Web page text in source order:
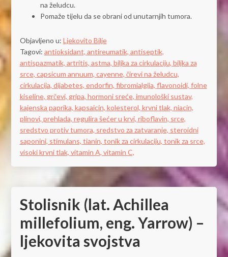
na želudcu.
Pomaže tijelu da se obrani od unutarnjih tumora.
Objavljeno u: Ljekovito Bilje
Tagovi: antioksidant, antireumatik, antiseptik,
antispazmatik, artritis, astma, biljka za cirkulaciju, biljka za
srce, capsicum annuum, cayenne, čirevi na želudcu,
cirkulacija, dijabetes, endorfin, fibromialgija, flavonoidi, folne
kiseline, grčevi, gripa, hormoni sreće, imunološki sustav,
kajenska paprika, kapsaicin, kolesterol, krvni tlak, niacin,
plinovi, prehlada, regulira šećer u krvi, riboflavin, srce,
sredstvo protiv tumora, sredstvo za zatvaranje, steroidni
saponini, stimulans, tianin, tonik za cirkulaciju, tonik za srce,
visoki krvni tlak, vitamin A, vitamin C,
Stolisnik (lat. Achillea
millefolium, eng. Yarrow) –
ljekovita svojstva